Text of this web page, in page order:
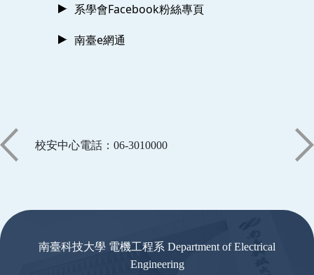
系學會Facebook粉絲專頁
南臺e網通
校安中心電話：06-3010000
南臺科技大學 電機工程系 Department of Electrical
Engineering